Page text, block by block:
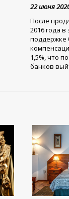
22 июня
После
2016 года
поддержке
1,5%, что
банков